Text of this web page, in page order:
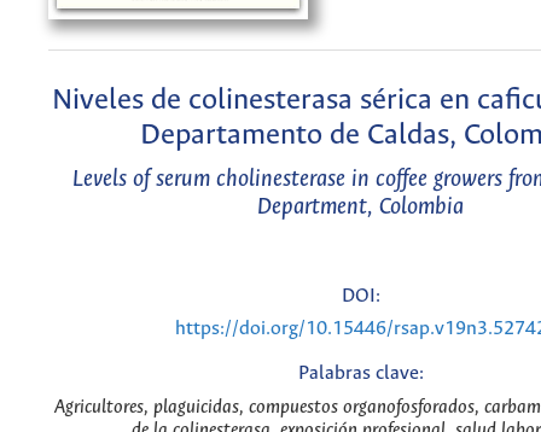
Niveles de colinesterasa sérica en
Departamento de Caldas,
Levels of serum cholinesterase in coffee growers
Department, Colombia
DOI:
https://doi.org/10.15446/
Palabras clave:
Agricultores, plaguicidas, compuestos organofosforados,